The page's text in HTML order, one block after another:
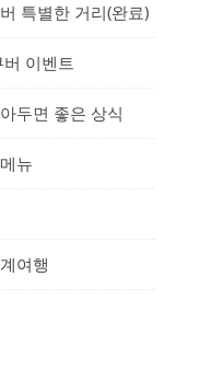
특별한 거리(완료)
이벤트
두면 좋은 상식
뉴
여행